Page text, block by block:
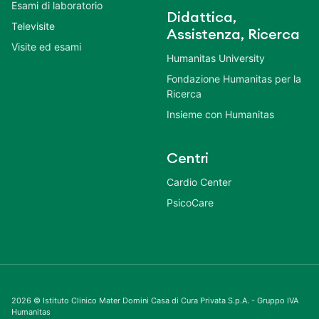
Esami di laboratorio
Televisite
Visite ed esami
Didattica,
Assistenza, Ricerca
Humanitas University
Fondazione Humanitas per la
Ricerca
Insieme con Humanitas
Centri
Cardio Center
PsicoCare
2026 © Istituto Clinico Mater Domini Casa di Cura Privata S.p.A. - Gruppo IVA
Humanitas